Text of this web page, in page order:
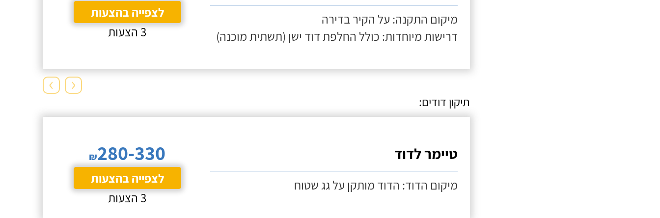
מיקום התקנה: על הקיר בדירה
דרישות מיוחדות: כולל החלפת דוד ישן (תשתית מוכנה)
לצפייה בהצעות
3 הצעות
› ‹
תיקון דודים:
טיימר לדוד
מיקום הדוד: הדוד מותקן על גג שטוח
₪280-330
לצפייה בהצעות
3 הצעות